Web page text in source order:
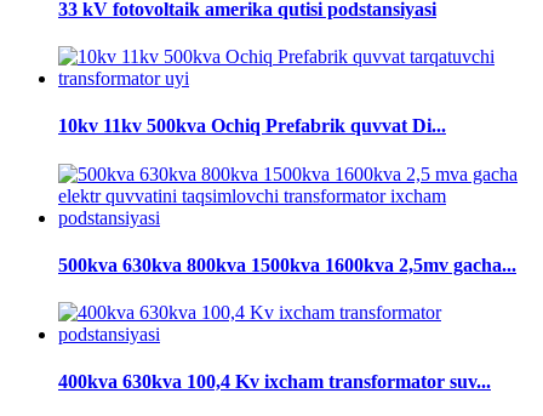
33 kV fotovoltaik amerika qutisi podstansiyasi
10kv 11kv 500kva Ochiq Prefabrik quvvat Di...
500kva 630kva 800kva 1500kva 1600kva 2,5mv gacha...
400kva 630kva 100,4 Kv ixcham transformator suv...